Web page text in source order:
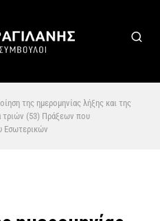
της ημερομηνίας λήξης και της
τριών (53) Πράξεων που
Εσωτερικών